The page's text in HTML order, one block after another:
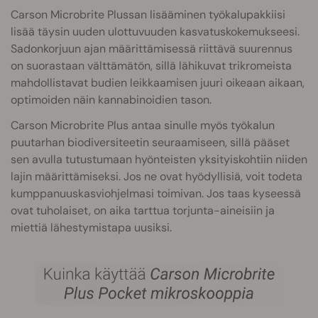
Carson Microbrite Plussan lisääminen työkalupakkiisi
lisää täysin uuden ulottuvuuden kasvatuskokemukseesi.
Sadonkorjuun ajan määrittämisessä riittävä suurennus
on suorastaan välttämätön, sillä lähikuvat trikromeista
mahdollistavat budien leikkaamisen juuri oikeaan aikaan,
optimoiden näin kannabinoidien tason.
Carson Microbrite Plus antaa sinulle myös työkalun
puutarhan biodiversiteetin seuraamiseen, sillä pääset
sen avulla tutustumaan hyönteisten yksityiskohtiin niiden
lajin määrittämiseksi. Jos ne ovat hyödyllisiä, voit todeta
kumppanuuskasviohjelmasi toimivan. Jos taas kyseessä
ovat tuholaiset, on aika tarttua torjunta-aineisiin ja
miettiä lähestymistapa uusiksi.